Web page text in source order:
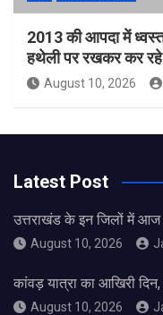
2013 की आपदा में
हथेली पर रखकर कर रहे
August 10, 2026
Latest Post
उत्तराखंड के इन जिलों में आज
August 10, 2026
कांवड़ यात्रा का आखिरी
August 10, 2026